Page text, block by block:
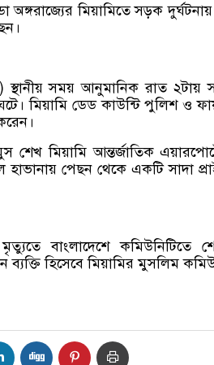
অঙ্গরাজ্যের মিয়ামিতে সড়ক
স্থানীয় সময় আনুমানিক রাত ২টায়
ঘটে। মিয়ামি ডেড কাউন্টি পুলিশ
শেখ মিয়ামি আন্তর্জাতিক
পেছন থেকে একটি সাদা
বাংলাদেশে কমিউনিটিতে
ব্যক্তি হিসেবে মিয়ামির মুসলিম